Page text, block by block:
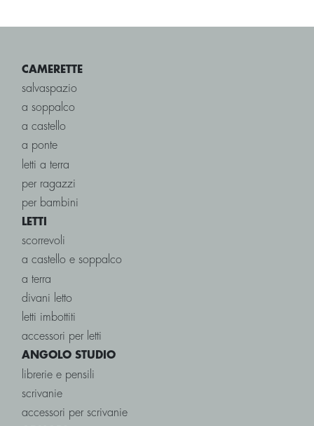
CAMERETTE
salvaspazio
a soppalco
a castello
a ponte
letti a terra
per ragazzi
per bambini
LETTI
scorrevoli
a castello e soppalco
a terra
divani letto
letti imbottiti
accessori per letti
ANGOLO STUDIO
librerie e pensili
scrivanie
accessori per scrivanie